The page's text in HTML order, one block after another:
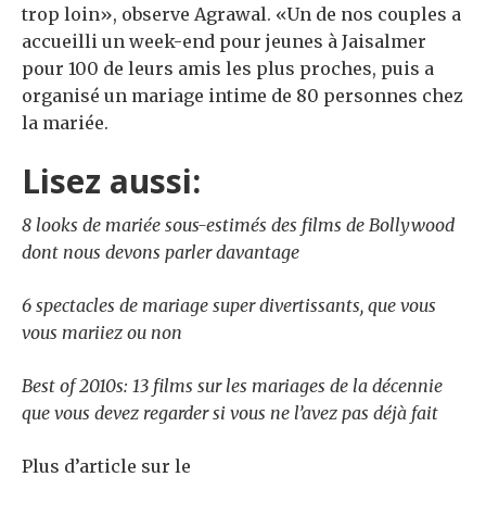
trop loin», observe Agrawal. «Un de nos couples a
accueilli un week-end pour jeunes à Jaisalmer
pour 100 de leurs amis les plus proches, puis a
organisé un mariage intime de 80 personnes chez
la mariée.
Lisez aussi:
8 looks de mariée sous-estimés des films de Bollywood
dont nous devons parler davantage
6 spectacles de mariage super divertissants, que vous
vous mariiez ou non
Best of 2010s: 13 films sur les mariages de la décennie
que vous devez regarder si vous ne l’avez pas déjà fait
Plus d’article sur le